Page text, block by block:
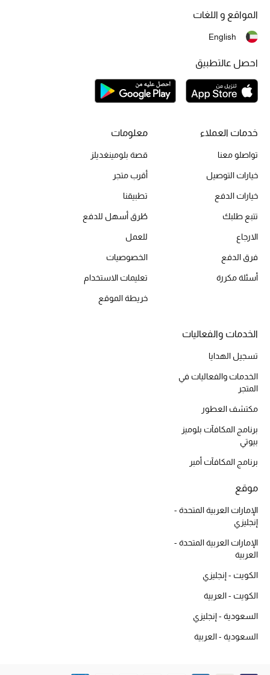
تسوقوا المجوهرات
بطاقة الهدايا الإلكترونية
هدايا حسب المرسل إليه
هدايا حسب المناسبة
هدايا حسب الفئة
المستلزمات المنزلية
هدايا حسب السعر
هدايا للجميع
تسوقوا الهدايا
المصممون
المصممون أ-ي
مصممون جدد
الأزياء
خدمات العملاء
تواصلو معنا
خيارات التوصيل
خيارات الدفع
تتبع طلبك
الارجاع
فرق الدفع
أسئلة مكررة
معلومات
قصة بلومينغديلز
أقرب متجر
تطبيقنا
طُرق أسهل للدفع
للعمل
الخصوصيات
تعليمات الاستخدام
خريطة الموقع
الخدمات والفعاليات
تسجيل الهدايا
الخدمات والفعاليات في
المتجر
مكتشف العطور
برنامج المكافآت بلوميز
بيوتي
برنامج المكافآت أمبر
موقع
الإمارات العربية المتحدة -
إنجليزي
الإمارات العربية المتحدة -
العربية
الكويت - إنجليزي
الكويت - العربية
السعودية - إنجليزي
السعودية - العربية
المواقع و اللغات
English
احصل عالتطبيق